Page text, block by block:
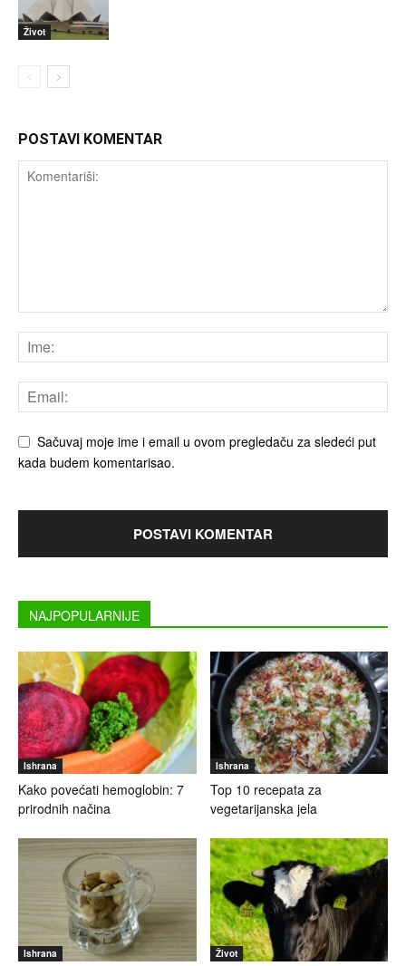
Život
POSTAVI KOMENTAR
Sačuvaj moje ime i email u ovom pregledaču za sledeći put
kada budem komentarisao.
NAJPOPULARNIJE
Ishrana
Kako povećati hemoglobin: 7
prirodnih načina
Ishrana
Top 10 recepata za
vegetarijanska jela
Ishrana Život